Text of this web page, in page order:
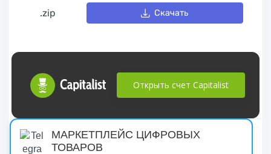
.zip Скачать
Открыть счет Capitalist
МАРКЕТПЛЕЙС ЦИФРОВЫХ
ТОВАРОВ